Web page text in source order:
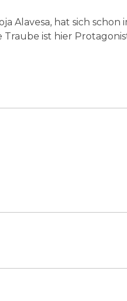
Alavesa, hat sich schon
ist hier